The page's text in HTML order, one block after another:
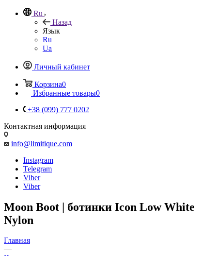
Ru
Назад
Язык
Ru
Ua
Личный кабинет
Корзина0
Избранные товары0
+38 (099) 777 0202
Контактная информация
info@limitique.com
Instagram
Telegram
Viber
Viber
Moon Boot | ботинки Icon Low White
Nylon
Главная
—